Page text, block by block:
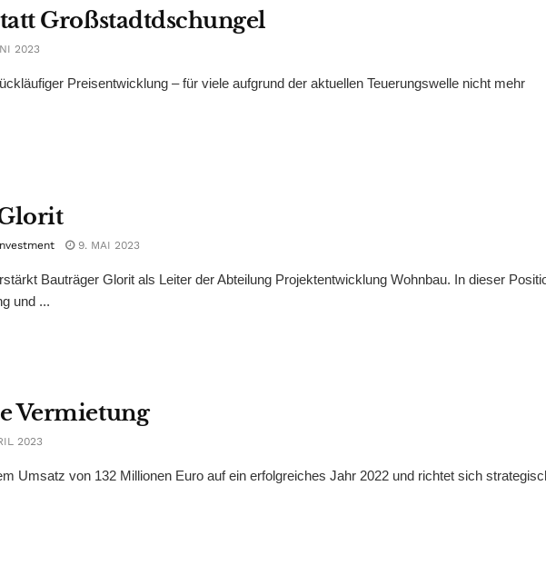
Großstadtdschungel
2023
Preisentwicklung – für viele aufgrund der aktuellen Teuerungswelle nicht mehr
9. MAI 2023
Bauträger Glorit als Leiter der Abteilung Projektentwicklung Wohnbau. In dieser
und ...
Vermietung
2023
Umsatz von 132 Millionen Euro auf ein erfolgreiches Jahr 2022 und richtet sich